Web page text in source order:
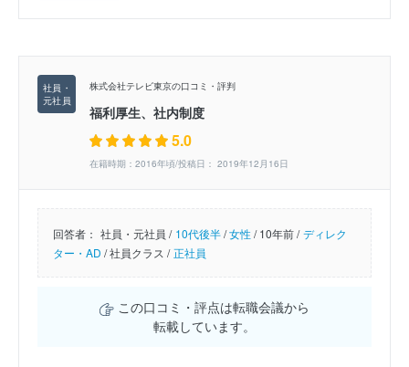
株式会社テレビ東京の口コミ・評判
福利厚生、社内制度
5.0
在籍時期：2016年頃/投稿日： 2019年12月16日
回答者： 社員・元社員 / 10代後半/女性/10年前 / ディレク
ター・AD /社員クラス / 正社員
この口コミ・評点は転職会議から
転載しています。